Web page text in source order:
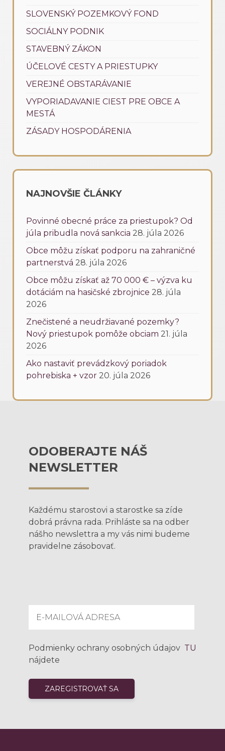
SLOVENSKÝ POZEMKOVÝ FOND
SOCIÁLNY PODNIK
STAVEBNÝ ZÁKON
ÚČELOVÉ CESTY A PRIESTUPKY
VEREJNÉ OBSTARÁVANIE
VYPORIADAVANIE CIEST PRE OBCE A
MESTÁ
ZÁSADY HOSPODÁRENIA
NAJNOVŠIE ČLÁNKY
Povinné obecné práce za priestupok? Od
júla pribudla nová sankcia 28. júla 2026
Obce môžu získať podporu na zahraničné
partnerstvá 28. júla 2026
Obce môžu získať až 70 000 € – výzva ku
dotáciám na hasičské zbrojnice 28. júla
2026
Znečistené a neudržiavané pozemky?
Nový priestupok pomôže obciam 21. júla
2026
Ako nastaviť prevádzkový poriadok
pohrebiska + vzor 20. júla 2026
ODOBERAJTE NÁŠ
NEWSLETTER
Každému starostovi a starostke sa zíde
dobrá právna rada. Prihláste sa na odber
nášho newslettra a my vás nimi budeme
pravidelne zásobovať.
Podmienky ochrany osobných údajov
nájdete
TU